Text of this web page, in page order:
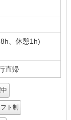
、休憩1h)
直帰
ト制